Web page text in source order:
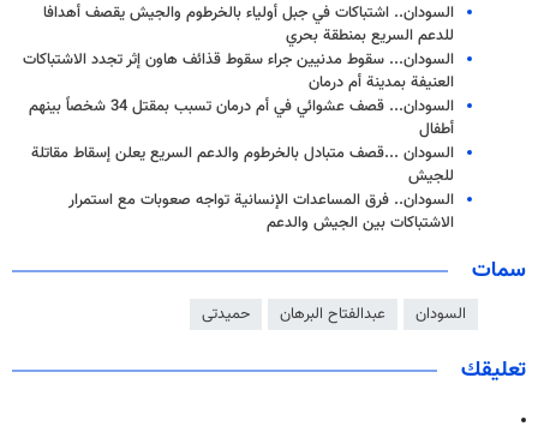
السودان.. اشتباكات في جبل أولياء بالخرطوم والجيش يقصف أهدافا
للدعم السريع بمنطقة بحري
السودان... سقوط مدنيين جراء سقوط قذائف هاون إثر تجدد الاشتباكات
العنيفة بمدينة أم درمان
السودان... قصف عشوائي في أم درمان تسبب بمقتل 34 شخصاً بينهم
أطفال
السودان ...قصف متبادل بالخرطوم والدعم السريع يعلن إسقاط مقاتلة
للجيش
السودان.. فرق المساعدات الإنسانية تواجه صعوبات مع استمرار
الاشتباكات بين الجيش والدعم
سمات
السودان عبدالفتاح البرهان حمیدتی
تعليقك